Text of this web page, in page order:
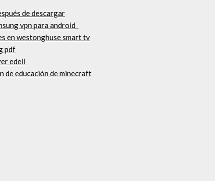
de descargar
vpn para android_
en westonghuse smart tv
pdf
edell
de educación de minecraft